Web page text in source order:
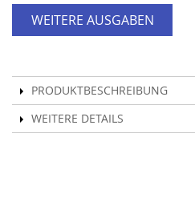
WEITERE AUSGABEN
PRODUKTBESCHREIBUNG
WEITERE DETAILS